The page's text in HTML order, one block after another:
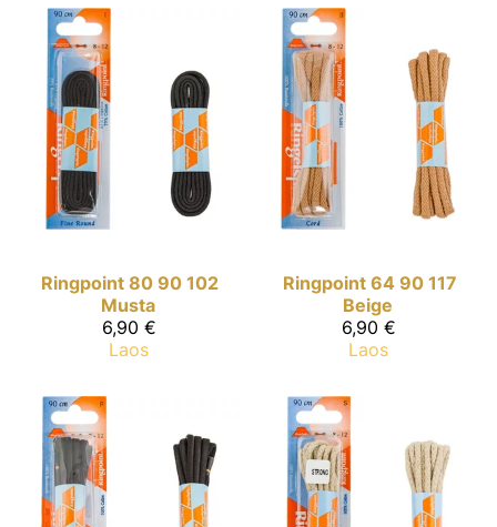
Ringpoint 80 90 102
Musta
6,90 €
Laos
Ringpoint 64 90 117
Beige
6,90 €
Laos